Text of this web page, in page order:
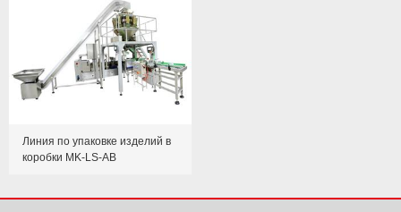
Линия по упаковке изделий в
коробки MK-LS-AB